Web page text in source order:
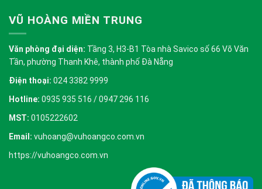
VŨ HOÀNG MIỀN TRUNG
Văn phòng đại diện: Tầng 3, H3-B1 Tòa nhà Savico số 66 Võ Văn
Tần, phường Thanh Khê, thành phố Đà Nẵng
Điện thoại: 024 3382 9999
Hotline: 0935 935 516 / 0947 296 116
MST: 0105222602
Email: vuhoang@vuhoangco.com.vn
https://vuhoangco.com.vn